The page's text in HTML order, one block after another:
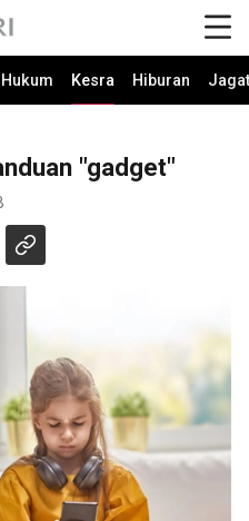
Hukum Kesra Hiburan Jagat
"gadget"